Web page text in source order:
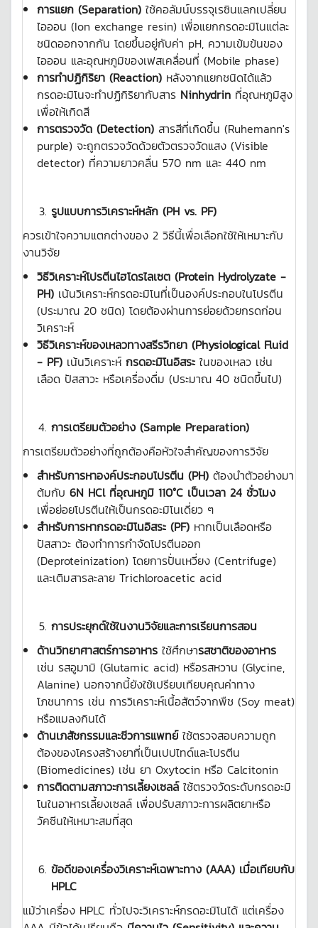
การแยก (Separation) ใช้คอลัมน์บรรจุเรซินแลกเปลี่ยน
ไอออน (Ion exchange resin) เพื่อแยกกรดอะมิโนแต่ละ
ชนิดออกจากกัน โดยขึ้นอยู่กับค่า pH, ความเข้มข้นของ
ไอออน และอุณหภูมิของเฟสเคลื่อนที่ (Mobile phase)
การทำปฏิกิริยา (Reaction) หลังจากแยกชนิดได้แล้ว
กรดอะมิโนจะทำปฏิกิริยากับสาร Ninhydrin ที่อุณหภูมิสูง
เพื่อให้เกิดสี
การตรวจวัด (Detection) สารสีที่เกิดขึ้น (Ruhemann's
purple) จะถูกตรวจวัดด้วยตัวตรวจวัดแสง (Visible
detector) ที่ความยาวคลื่น 570 nm และ 440 nm
รูปแบบการวิเคราะห์หลัก (PH vs. PF)
ควรเข้าใจความแตกต่างของ 2 วิธีนี้เพื่อเลือกใช้ให้เหมาะกับ
งานวิจัย
วิธีวิเคราะห์โปรตีนไฮโดรไลเซต (Protein Hydrolyzate -
PH) เน้นวิเคราะห์กรดอะมิโนที่เป็นองค์ประกอบในโปรตีน
(ประมาณ 20 ชนิด) โดยต้องผ่านการย่อยด้วยกรดก่อน
วิเคราะห์
วิธีวิเคราะห์ของเหลวทางสรีรวิทยา (Physiological Fluid
- PF) เน้นวิเคราะห์ กรดอะมิโนอิสระ ในของเหลว เช่น
เลือด ปัสสาวะ หรือเครื่องดื่ม (ประมาณ 40 ชนิดขึ้นไป)
การเตรียมตัวอย่าง (Sample Preparation)
การเตรียมตัวอย่างที่ถูกต้องคือหัวใจสำคัญของการวิจัย
สำหรับการหาองค์ประกอบโปรตีน (PH) ต้องนำตัวอย่างมา
ต้มกับ 6N HCl ที่อุณหภูมิ 110°C เป็นเวลา 24 ชั่วโมง
เพื่อย่อยโปรตีนให้เป็นกรดอะมิโนเดี่ยว ๆ
สำหรับการหากรดอะมิโนอิสระ (PF) หากเป็นเลือดหรือ
ปัสสาวะ ต้องทำการกำจัดโปรตีนออก
(Deproteinization) โดยการปั่นเหวี่ยง (Centrifuge)
และเติมสารละลาย Trichloroacetic acid
การประยุกต์ใช้ในงานวิจัยและการเรียนการสอน
ด้านวิทยาศาสตร์การอาหาร ใช้ศึกษารสชาติของอาหาร
เช่น รสอูมามิ (Glutamic acid) หรือรสหวาน (Glycine,
Alanine) นอกจากนี้ยังใช้เปรียบเทียบคุณค่าทาง
โภชนาการ เช่น การวิเคราะห์เนื้อสัตว์จากพืช (Soy meat)
หรือแมลงกินได้
ด้านเภสัชกรรมและชีวการแพทย์ใช้ตรวจสอบความถูก
ต้องของโครงสร้างยาที่เป็นเปปไทด์และโปรตีน
(Biomedicines) เช่น ยา Oxytocin หรือ Calcitonin
การติดตามสภาวะการเลี้ยงเซลล์ ใช้ตรวจวัดระดับกรดอะมิ
โนในอาหารเลี้ยงเซลล์ เพื่อปรับสภาวะการผลิตยาหรือ
วัคซีนให้เหมาะสมที่สุด
ข้อดีของเครื่องวิเคราะห์เฉพาะทาง (AAA) เมื่อเทียบกับ
HPLC
แม้ว่าเครื่อง HPLC ทั่วไปจะวิเคราะห์กรดอะมิโนได้ แต่เครื่อง